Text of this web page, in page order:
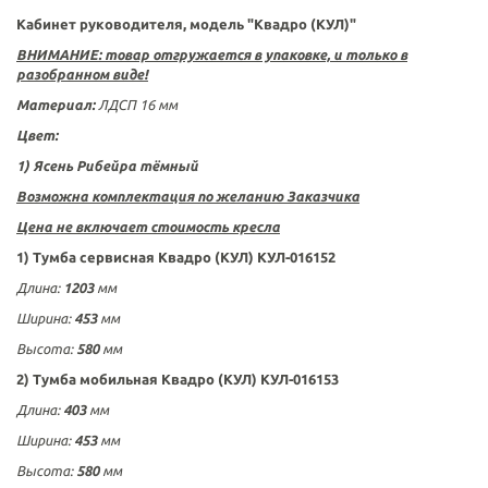
Кабинет руководителя, модель "Квадро (КУЛ)"
ВНИМАНИЕ: товар отгружается в упаковке, и только в
разобранном виде!
Материал:ЛДСП 16 мм
Цвет:
1) Ясень Рибейра тёмный
Возможна комплектация по желанию Заказчика
Цена не включает стоимость кресла
1) Тумба сервисная Квадро (КУЛ) КУЛ-016152
Длина: 1203мм
Ширина: 453 мм
Высота: 580 мм
2) Тумба мобильная Квадро (КУЛ) КУЛ-016153
Длина: 403мм
Ширина: 453 мм
Высота: 580мм